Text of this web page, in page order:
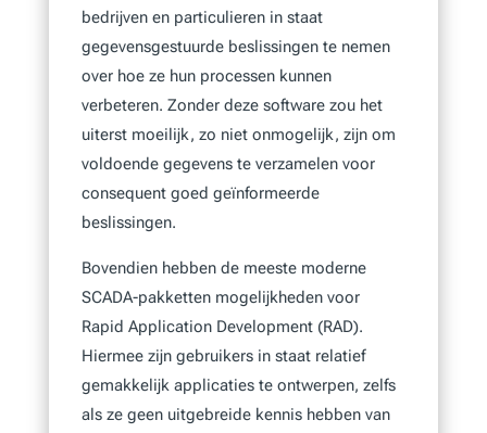
bedrijven en particulieren in staat
gegevensgestuurde beslissingen te nemen
over hoe ze hun processen kunnen
verbeteren. Zonder deze software zou het
uiterst moeilijk, zo niet onmogelijk, zijn om
voldoende gegevens te verzamelen voor
consequent goed geïnformeerde
beslissingen.
Bovendien hebben de meeste moderne
SCADA-pakketten mogelijkheden voor
Rapid Application Development (RAD).
Hiermee zijn gebruikers in staat relatief
gemakkelijk applicaties te ontwerpen, zelfs
als ze geen uitgebreide kennis hebben van